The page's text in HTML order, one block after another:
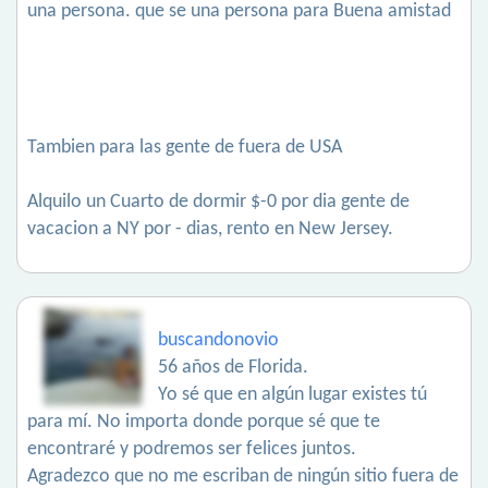
una persona. que se una persona para Buena amistad
Tambien para las gente de fuera de USA
Alquilo un Cuarto de dormir $-0 por dia gente de
vacacion a NY por - dias, rento en New Jersey.
buscandonovio
56 años de Florida.
Yo sé que en algún lugar existes tú
para mí. No importa donde porque sé que te
encontraré y podremos ser felices juntos.
Agradezco que no me escriban de ningún sitio fuera de